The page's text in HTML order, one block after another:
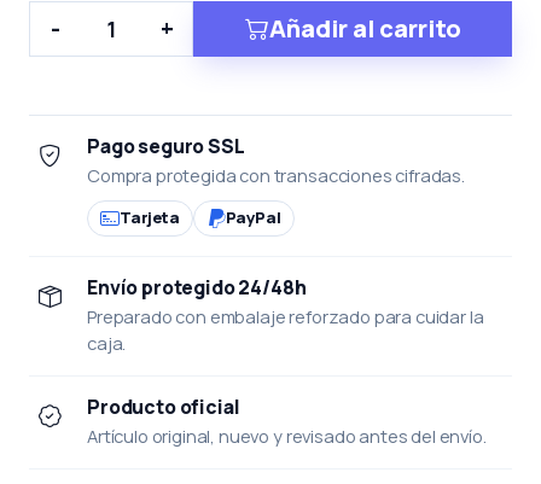
- + Añadir al carrito
Pago seguro SSL
Compra protegida con transacciones cifradas.
Tarjeta PayPal
Envío protegido 24/48h
Preparado con embalaje reforzado para cuidar la
caja.
Producto oficial
Artículo original, nuevo y revisado antes del envío.